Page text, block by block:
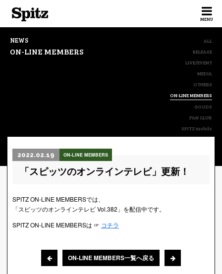
MENU
NEWS
ON-LINE MEMBERS
ALL
RELEASE
LIVE/EVENT
MEDIA
OTHERS
ON-LINE MEMBERS
GOODS
FAN CLUB
SPITZ mobile
2022.02.19 ON-LINE MEMBERS
「スピッツのオンラインテレビ」更新！
SPITZ ON-LINE MEMBERSでは、
「スピッツのオンラインテレビ Vol.382」を配信中です。
SPITZ ON-LINE MEMBERSは ☞ コチラ
ON-LINE MEMBERS一覧へ戻る